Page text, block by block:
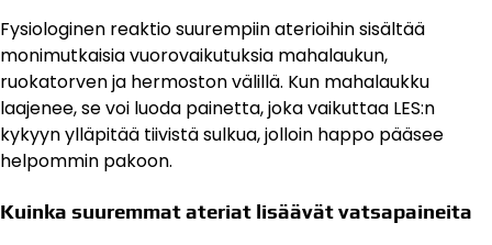
Fysiologinen reaktio suurempiin aterioihin sisältää
monimutkaisia vuorovaikutuksia mahalaukun,
ruokatorven ja hermoston välillä. Kun mahalaukku
laajenee, se voi luoda painetta, joka vaikuttaa LES:n
kykyyn ylläpitää tiivistä sulkua, jolloin happo pääsee
helpommin pakoon.
Kuinka suuremmat ateriat lisäävät vatsapaineita